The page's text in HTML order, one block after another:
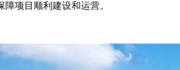
项目顺利建设和运营。